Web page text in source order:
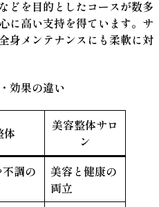
どを目的としたコースが数多
に高い支持を得ています。サ
身メンテナンスにも柔軟に対
効果の違い
体
美容整体サロ
ン
調の
美容と健康の
両立